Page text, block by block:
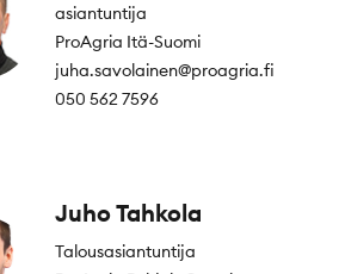
asiantuntija
ProAgria Itä-Suomi
juha.savolainen@proagria.fi
050 562 7596
Juho Tahkola
Talousasiantuntija